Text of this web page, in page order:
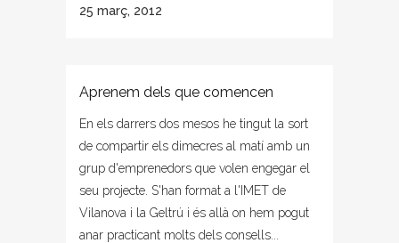
25 març, 2012
Aprenem dels que comencen
En els darrers dos mesos he tingut la sort
de compartir els dimecres al matí amb un
grup d'emprenedors que volen engegar el
seu projecte. S'han format a l'IMET de
Vilanova i la Geltrú i és allà on hem pogut
anar practicant molts dels consells...